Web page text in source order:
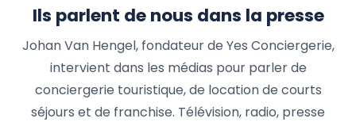
Ils parlent de nous dans la presse
Johan Van Hengel, fondateur de Yes Conciergerie,
intervient dans les médias pour parler de
conciergerie touristique, de location de courts
séjours et de franchise. Télévision, radio, presse